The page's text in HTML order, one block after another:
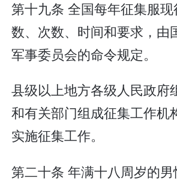
第十九条 全国每年征集服现
数、次数、时间和要求，由
军事委员会的命令规定。
县级以上地方各级人民政府
和有关部门组成征集工作机
实施征集工作。
第二十条 年满十八周岁的